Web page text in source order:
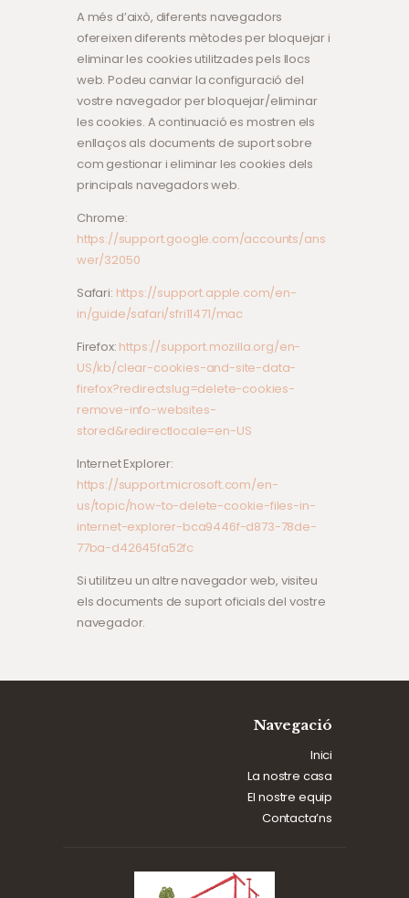
A més d’això, diferents navegadors
ofereixen diferents mètodes per bloquejar i
eliminar les cookies utilitzades pels llocs
web. Podeu canviar la configuració del
vostre navegador per bloquejar/eliminar
les cookies. A continuació es mostren els
enllaços als documents de suport sobre
com gestionar i eliminar les cookies dels
principals navegadors web.
Chrome:
https://support.google.com/accounts/ans
wer/32050
Safari: https://support.apple.com/en-
in/guide/safari/sfri11471/mac
Firefox: https://support.mozilla.org/en-
US/kb/clear-cookies-and-site-data-
firefox?redirectslug=delete-cookies-
remove-info-websites-
stored&redirectlocale=en-US
Internet Explorer:
https://support.microsoft.com/en-
us/topic/how-to-delete-cookie-files-in-
internet-explorer-bca9446f-d873-78de-
77ba-d42645fa52fc
Si utilitzeu un altre navegador web, visiteu
els documents de suport oficials del vostre
navegador.
Navegació
Inici
La nostre casa
El nostre equip
Contacta’ns